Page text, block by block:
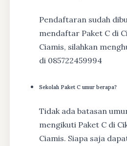
Pendaftaran sudah
mendaftar Paket C di
Ciamis, silahkan
di 085722459994
Sekolah Paket C umur berapa?
Tidak ada batasan
mengikuti Paket C di
Ciamis. Siapa saja